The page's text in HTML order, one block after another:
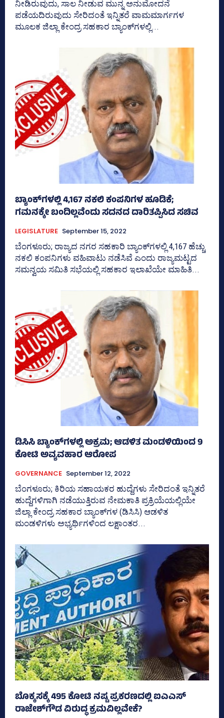
ನೀಡಿರುವುದು, ಸಾಲ ನೀಡುವ ಮುನ್ನ ಅನುಮೋದನೆ
ಪಡೆಯದಿರುವುದು ಸೇರಿದಂತೆ ಇನ್ನಿತರೆ ವಾಮಮಾರ್ಗಗಳ
ಮೂಲಕ ಜಿಲ್ಲಾ ಕೇಂದ್ರ ಸಹಕಾರ ಬ್ಯಾಂಕ್‌ಗಳಲ್ಲಿ...
ಬ್ಯಾಂಕ್‌ಗಳಲ್ಲಿ 4,167 ನಕಲಿ ಕಂಪನಿಗಳ ಹೂಡಿಕೆ;
ಗಮನಕ್ಕೇ ಬಂದಿಲ್ಲವೆಂದು ಸದನದ ದಾರಿತಪ್ಪಿಸಿದ ಸಚಿವ
LEGISLATURE September 15, 2022
ಬೆಂಗಳೂರು; ರಾಜ್ಯದ ನಗರ ಸಹಕಾರಿ ಬ್ಯಾಂಕ್‌ಗಳಲ್ಲಿ 4,167 ಹೆಚ್ಚು
ನಕಲಿ ಕಂಪನಿಗಳು ವಹಿವಾಟು ನಡೆಸಿವೆ ಎಂದು ರಾಜ್ಯಮಟ್ಟದ
ಸಮನ್ವಯ ಸಮಿತಿ ಸಭೆಯಲ್ಲಿ ಸಹಕಾರ ಇಲಾಖೆಯೇ ಮಾಹಿತಿ...
ಡಿಸಿಸಿ ಬ್ಯಾಂಕ್‌ಗಳಲ್ಲಿ ಅಕ್ರಮ; ಆಡಳಿತ ಮಂಡಳಿಯಿಂದ 9
ಕೋಟಿ ಅವ್ಯವಹಾರ ಆರೋಪ
GOVERNANCE September 12, 2022
ಬೆಂಗಳೂರು; ಕಿರಿಯ ಸಹಾಯಕರ ಹುದ್ದೆಗಳು ಸೇರಿದಂತೆ ಇನ್ನಿತರೆ
ಹುದ್ದೆಗಳಿಗಾಗಿ ನಡೆಯುತ್ತಿರುವ ನೇಮಕಾತಿ ಪ್ರಕ್ರಿಯೆಯಲ್ಲಿಯೇ
ಜಿಲ್ಲಾ ಕೇಂದ್ರ ಸಹಕಾರ ಬ್ಯಾಂಕ್‌ಗಳ (ಡಿಸಿಸಿ) ಆಡಳಿತ
ಮಂಡಳಿಗಳು ಅಭ್ಯರ್ಥಿಗಳಿಂದ ಲಕ್ಷಾಂತರ...
ಬೊಕ್ಕಸಕ್ಕೆ 495 ಕೋಟಿ ನಷ್ಟ ಪ್ರಕರಣದಲ್ಲಿ ಐಎಎಸ್‌
ರಾಜೇಶ್‌ಗೌಡ ವಿರುದ್ಧ ಕ್ರಮವಿಲ್ಲವೇಕೆ?